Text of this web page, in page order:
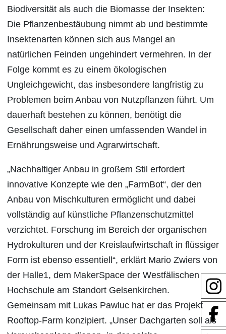
Biodiversität als auch die Biomasse der Insekten:
Die Pflanzenbestäubung nimmt ab und bestimmte
Insektenarten können sich aus Mangel an
natürlichen Feinden ungehindert vermehren. In der
Folge kommt es zu einem ökologischen
Ungleichgewicht, das insbesondere langfristig zu
Problemen beim Anbau von Nutzpflanzen führt. Um
dauerhaft bestehen zu können, benötigt die
Gesellschaft daher einen umfassenden Wandel in
Ernährungsweise und Agrarwirtschaft.
„Nachhaltiger Anbau in großem Stil erfordert
innovative Konzepte wie den „FarmBot“, der den
Anbau von Mischkulturen ermöglicht und dabei
vollständig auf künstliche Pflanzenschutzmittel
verzichtet. Forschung im Bereich der organischen
Hydrokulturen und der Kreislaufwirtschaft in flüssiger
Form ist ebenso essentiell“, erklärt Mario Zwiers von
der Halle1, dem MakerSpace der Westfälischen
Hochschule am Standort Gelsenkirchen.
Gemeinsam mit Lukas Pawluc hat er das Projekt
Rooftop-Farm konzipiert. „Unser Dachgarten soll als